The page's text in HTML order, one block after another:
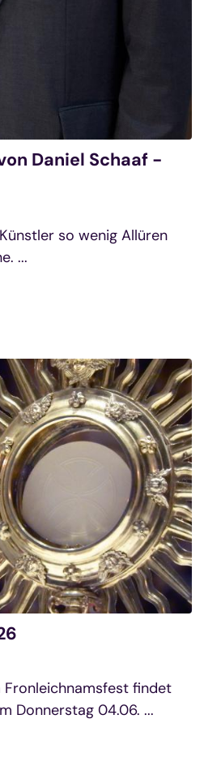
Daniel Schaaf -
so wenig Allüren
...
findet
Donnerstag 04.06. ...